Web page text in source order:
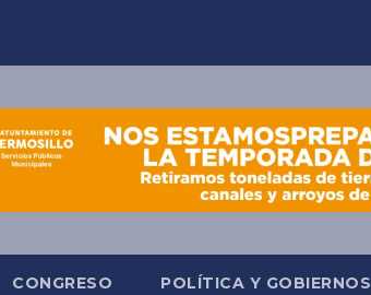
CONGRESO POLÍTICA Y GOBIERNOS